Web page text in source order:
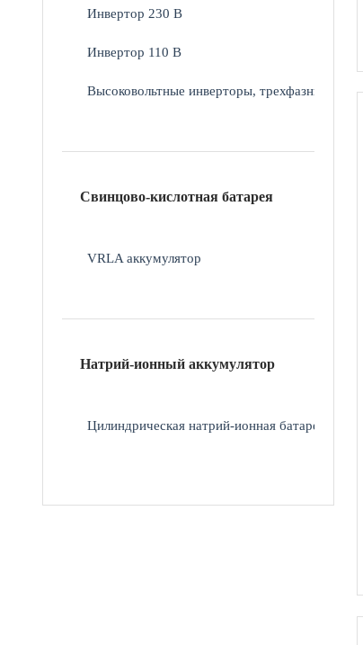
Инвертор 230 В
Инвертор 110 В
Высоковольтные инверторы, трехфазные
Свинцово-кислотная батарея
VRLA аккумулятор
Натрий-ионный аккумулятор
Цилиндрическая натрий-ионная батарея